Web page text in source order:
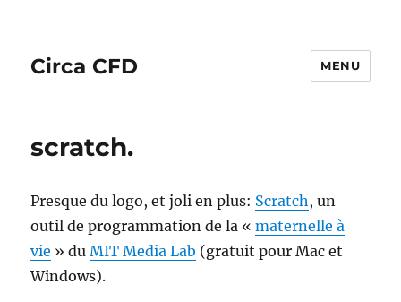
Circa CFD MENU
scratch.
Presque du logo, et joli en plus: Scratch, un
outil de programmation de la «maternelle à
vie » duMIT Media Lab (gratuit pour Mac et
Windows).